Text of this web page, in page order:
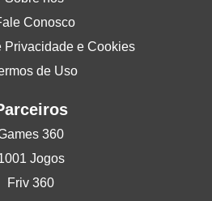
Conosco
Privacidade e Cookies
de Uso
360
Jogos
Friv 360